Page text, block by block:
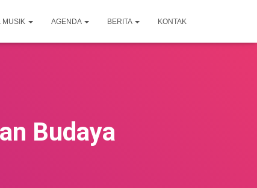
MUSIK AGENDA BERITA KONTAK
Budaya